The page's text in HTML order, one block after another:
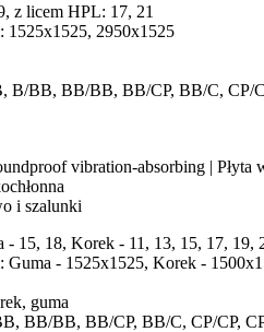
z licem HPL: 17, 21
1525x1525, 2950x1525
В/ВВ, ВВ/ВВ, ВB/CP, BB/C, CP/
i szalunki
- 15, 18, Korek - 11, 13, 15, 17, 19,
Guma - 1525x1525, Korek -
guma
BB/BB, BB/CP, BB/C, CP/CP,